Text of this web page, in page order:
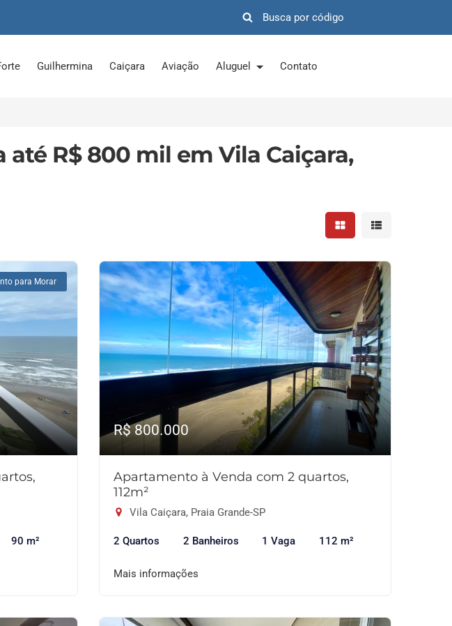
Guilhermina Caiçara Aviação Aluguel Contato
até R$ 800 mil em Vila Caiçara,
Mostrar resultados em
Mostrar
para Morar
90 m²
R$ 800.000
Apartamento à Venda com 2 quartos,
112m²
Vila Caiçara, Praia Grande-SP
2 Quartos 2 Banheiros 1 Vaga 112 m²
Mais informações